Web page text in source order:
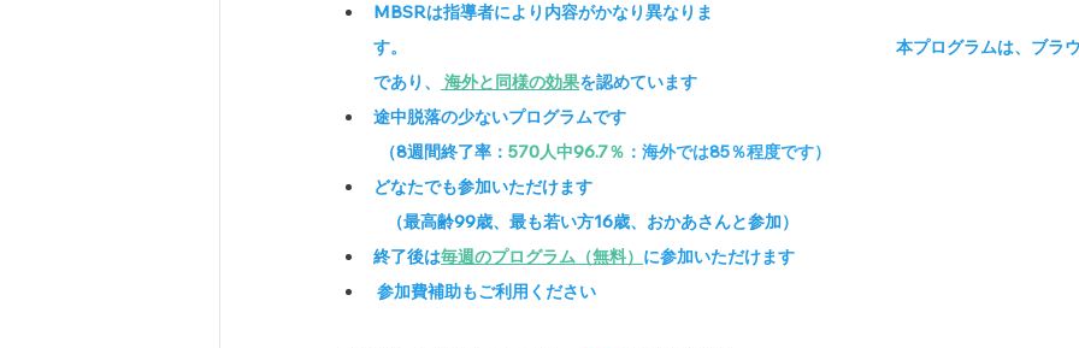
MBSRは指導者により内容がかなり異なりま
す。　　　　　　　　　　　　　　　　　　　　　　　　　　　　　本プログラムは、ブラ
であり、
海外と同様の効果を認めています
途中脱落の少ないプログラムです
           （8週間終了率：
570人中96.7％ ：海外では85％程度です）
どなたでも参加いただけます
             （最高齢99歳、最も若い方16歳、おかあさんと参加）
終了後は毎週のプログラム（無料） に参加いただけます
参加費補助もご利用ください